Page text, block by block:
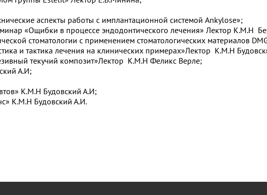
аспекты работы с имплантационной системой Ankylose»;
«Ощибки в процессе эндодонтического лечения» Лектор К.М.Н
стоматологии с применением стоматологических материалов
и тактика лечения на клинических примерах»Лектор К.М.Н
текучий композит»Лектор К.М.Н Феликс Верле;
А.И;
К.М.Н Будовский А.И;
К.М.Н Будовский А.И.